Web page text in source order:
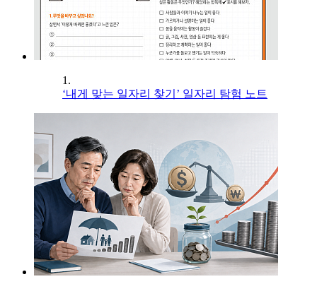
1.
‘내게 맞는 일자리 찾기’ 일자리 탐험 노트